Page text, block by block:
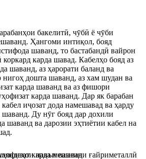
бакелитӣ, чӯбӣ ё чӯби
Ҳангоми интиқол, бояд
шаванд, то бастабандӣ вайрон
карда шавад. Кабелҳо бояд аз
шаванд, аз ҳарорати баланд ва
дошта шаванд, аз хам шудан ва
карда шаванд ва аз фишори
карда шаванд. Дар як барабан
иҷозат дода намешавад ва ҳарду
шаванд. Ду нӯг бояд дар дохили
шаванд ва дарозии эҳтиётии кабел на